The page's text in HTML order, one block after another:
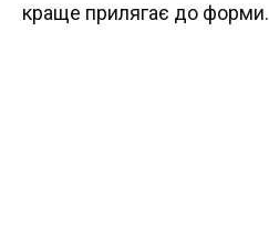
краще прилягає до форми.